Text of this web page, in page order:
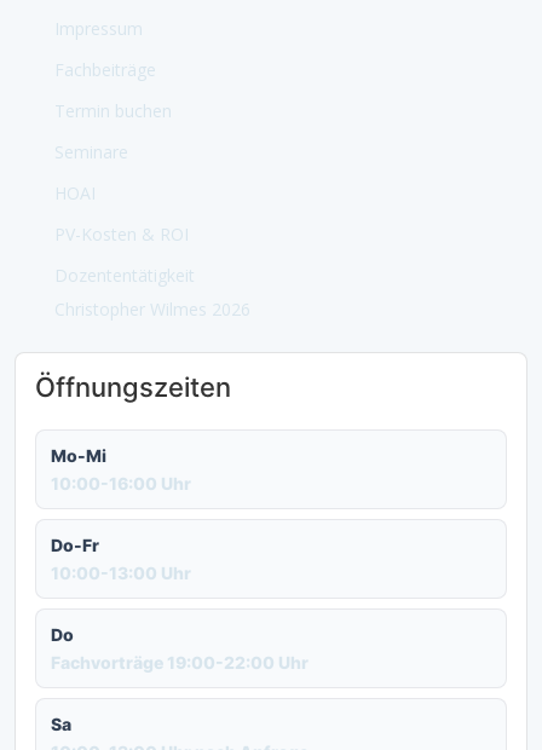
Impressum
Fachbeiträge
Termin buchen
Seminare
HOAI
PV-Kosten & ROI
Dozententätigkeit
Christopher Wilmes 2026
Öffnungszeiten
Mo-Mi
10:00-16:00 Uhr
Do-Fr
10:00-13:00 Uhr
Do
Fachvorträge 19:00-22:00 Uhr
Sa